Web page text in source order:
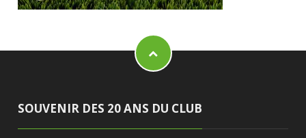
SOUVENIR DES 20 ANS DU CLUB